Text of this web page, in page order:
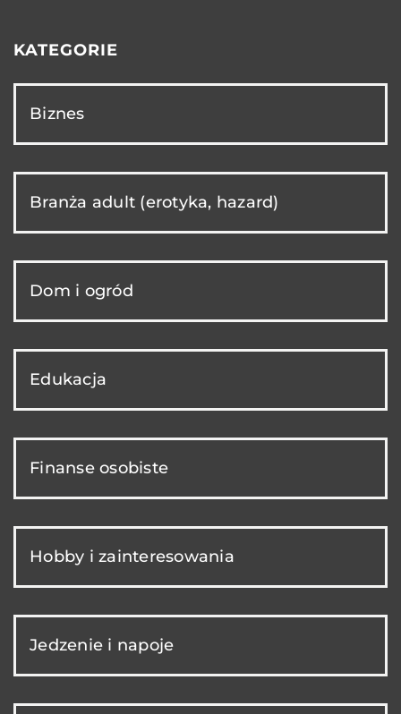
KATEGORIE
Biznes
Branża adult (erotyka, hazard)
Dom i ogród
Edukacja
Finanse osobiste
Hobby i zainteresowania
Jedzenie i napoje